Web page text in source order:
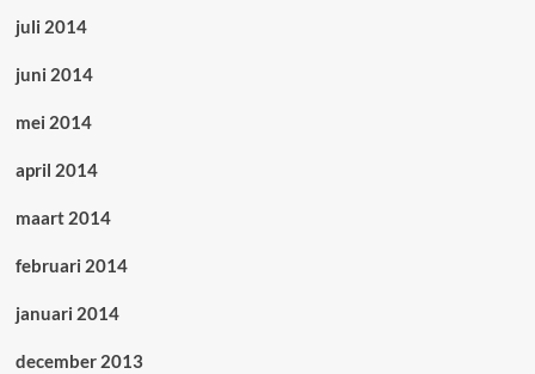
juli 2014
juni 2014
mei 2014
april 2014
maart 2014
februari 2014
januari 2014
december 2013